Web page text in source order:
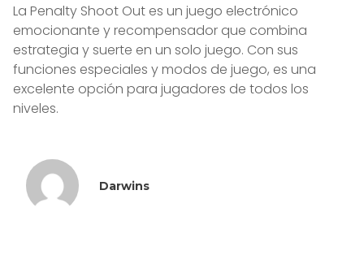
La Penalty Shoot Out es un juego electrónico
emocionante y recompensador que combina
estrategia y suerte en un solo juego. Con sus
funciones especiales y modos de juego, es una
excelente opción para jugadores de todos los
niveles.
Darwins